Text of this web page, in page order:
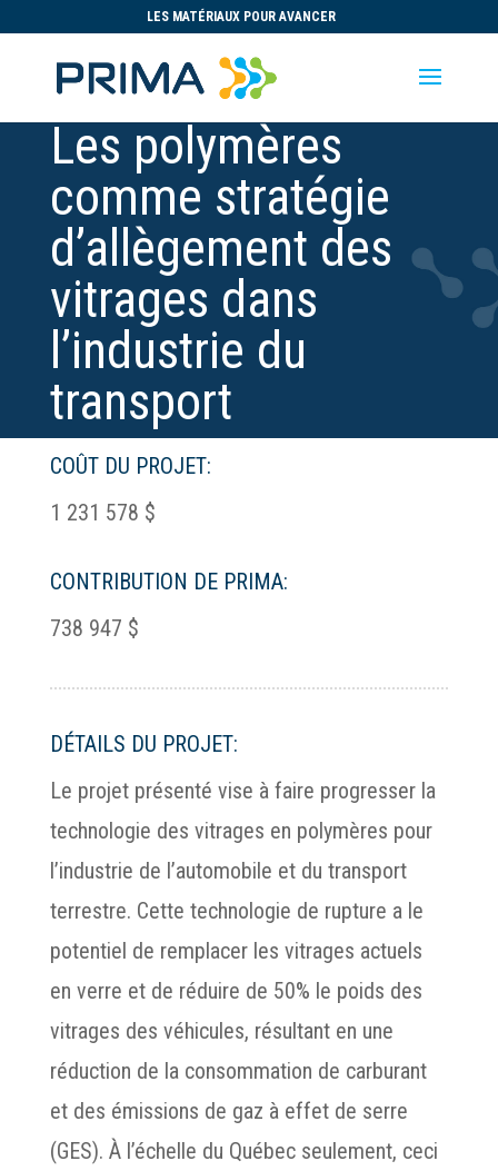
LES MATÉRIAUX POUR AVANCER
Les polymères
comme stratégie
d’allègement des
vitrages dans
l’industrie du
transport
COÛT DU PROJET:
1 231 578 $
CONTRIBUTION DE PRIMA:
738 947 $
DÉTAILS DU PROJET:
Le projet présenté vise à faire progresser la
technologie des vitrages en polymères pour
l’industrie de l’automobile et du transport
terrestre. Cette technologie de rupture a le
potentiel de remplacer les vitrages actuels
en verre et de réduire de 50% le poids des
vitrages des véhicules, résultant en une
réduction de la consommation de carburant
et des émissions de gaz à effet de serre
(GES). À l’échelle du Québec seulement, ceci